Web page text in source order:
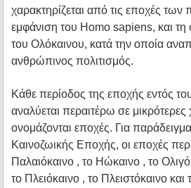
χαρακτηρίζεται από τις εποχές των
εμφάνιση του Homo sapiens, και τη
του Ολόκαινου, κατά την οποία
ανθρώπινος πολιτισμός.
Κάθε περίοδος της εποχής εντός
αναλύεται περαιτέρω σε
ονομάζονται εποχές. Για
Καινοζωικής Εποχής, οι εποχές
Παλαιόκαινο , το Ηώκαινο , το
το Πλειόκαινο , το Πλειστόκαινο και